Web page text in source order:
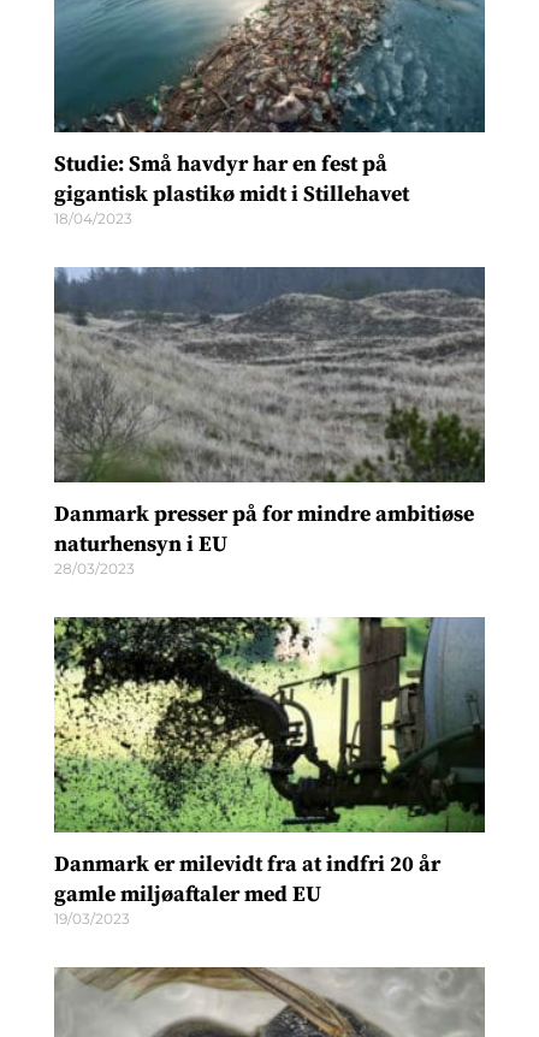
Studie: Små havdyr har en fest på
gigantisk plastikø midt i Stillehavet
18/04/2023
Danmark presser på for mindre ambitiøse
naturhensyn i EU
28/03/2023
Danmark er milevidt fra at indfri 20 år
gamle miljøaftaler med EU
19/03/2023